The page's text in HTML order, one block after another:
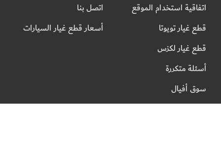
اتفاقية استخدام الموقع
قطع غيار تويوتا
قطع غيار لكزس
أسئلة متكررة
سوق أفيال
اتصل بنا
أسعار قطع غيار السيارات